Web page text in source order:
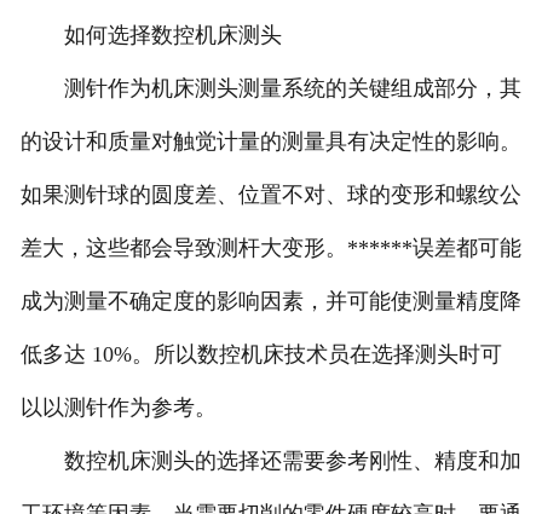
如何选择数控机床测头
测针作为机床测头测量系统的关键组成部分，其
的设计和质量对触觉计量的测量具有决定性的影响。
如果测针球的圆度差、位置不对、球的变形和螺纹公
差大，这些都会导致测杆大变形。******误差都可能
成为测量不确定度的影响因素，并可能使测量精度降
低多达 10%。所以数控机床技术员在选择测头时可
以以测针作为参考。
数控机床测头的选择还需要参考刚性、精度和加